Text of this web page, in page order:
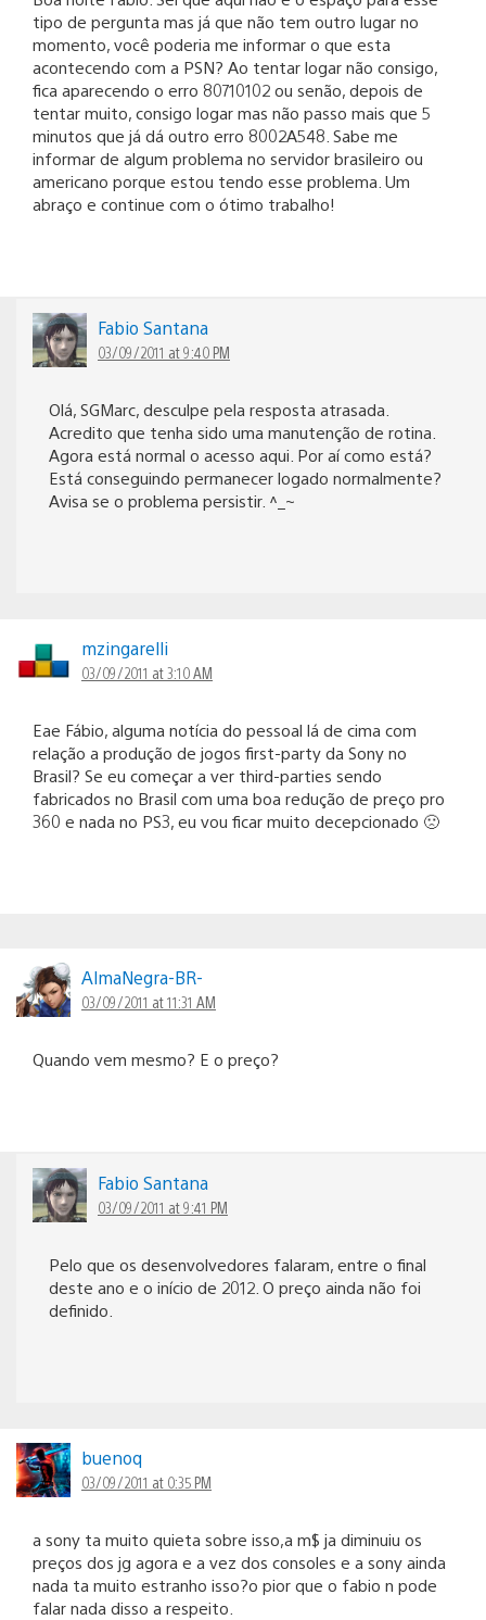
tipo de pergunta mas já que não tem outro lugar no
momento, você poderia me informar o que esta
acontecendo com a PSN? Ao tentar logar não consigo,
fica aparecendo o erro 80710102 ou senão, depois de
tentar muito, consigo logar mas não passo mais que 5
minutos que já dá outro erro 8002A548. Sabe me
informar de algum problema no servidor brasileiro ou
americano porque estou tendo esse problema. Um
abraço e continue com o ótimo trabalho!
Fabio Santana
03/09/2011 at 9:40 PM
Olá, SGMarc, desculpe pela resposta atrasada.
Acredito que tenha sido uma manutenção de rotina.
Agora está normal o acesso aqui. Por aí como está?
Está conseguindo permanecer logado normalmente?
Avisa se o problema persistir. ^_~
mzingarelli
03/09/2011 at 3:10 AM
Eae Fábio, alguma notícia do pessoal lá de cima com
relação a produção de jogos first-party da Sony no
Brasil? Se eu começar a ver third-parties sendo
fabricados no Brasil com uma boa redução de preço pro
360 e nada no PS3, eu vou ficar muito decepcionado 🙁
AlmaNegra-BR-
03/09/2011 at 11:31 AM
Quando vem mesmo? E o preço?
Fabio Santana
03/09/2011 at 9:41 PM
Pelo que os desenvolvedores falaram, entre o final
deste ano e o início de 2012. O preço ainda não foi
definido.
buenoq
03/09/2011 at 0:35 PM
a sony ta muito quieta sobre isso,a m$ ja diminuiu os
preços dos jg agora e a vez dos consoles e a sony ainda
nada ta muito estranho isso?o pior que o fabio n pode
falar nada disso a respeito.